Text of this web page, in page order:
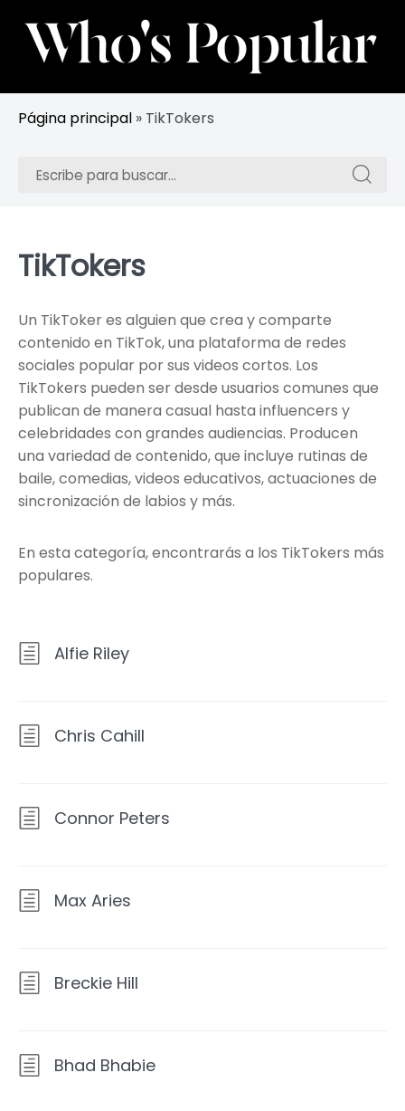
content
Whos Popular
Sigue a las celebridades y influencers más populares
Página principal » TikTokers
Buscar: Buscar:
TikTokers
Un TikToker es alguien que crea y comparte
contenido en TikTok, una plataforma de redes
sociales popular por sus videos cortos. Los
TikTokers pueden ser desde usuarios comunes que
publican de manera casual hasta influencers y
celebridades con grandes audiencias. Producen
una variedad de contenido, que incluye rutinas de
baile, comedias, videos educativos, actuaciones de
sincronización de labios y más.
En esta categoría, encontrarás a los TikTokers más
populares.
Alfie Riley
Chris Cahill
Connor Peters
Max Aries
Breckie Hill
Bhad Bhabie